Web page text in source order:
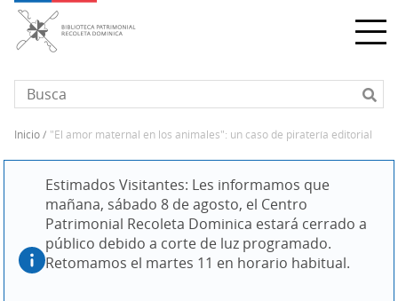
Pasar
contenido
principal
enlaces
ayuda
a
la
inicio "el amor maternal en los animales": un caso de piratería editorial
Estimados Visitantes: Les informamos que
mañana, sábado 8 de agosto, el Centro
Patrimonial Recoleta Dominica estará cerrado a
público debido a corte de luz programado.
Retomamos el martes 11 en horario habitual.